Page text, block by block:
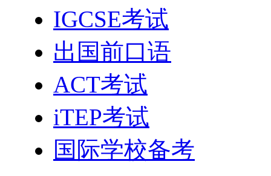
IGCSE考试
出国前口语
ACT考试
iTEP考试
国际学校备考